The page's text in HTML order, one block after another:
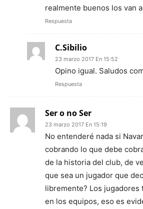
realmente buenos los van
Respuesta
C.Sibilio
23 marzo 2017 En 15:52
Opino igual. Saludos
Respuesta
Ser o no Ser
23 marzo 2017 En 15:19
No entenderé nada si
cobrando lo que debe
de la historia del club, de
que sea un jugador que
libremente? Los jugadores
en los equipos, eso es